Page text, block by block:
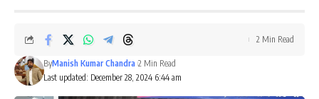
Last updated: December 28, 2024 6:44 am
ByManish Kumar Chandra 2 Min Read
2 Min Read